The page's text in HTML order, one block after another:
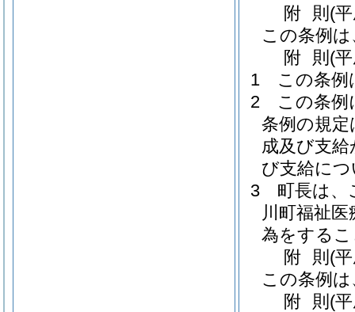
附 則 (
この条例
附 則 (
1
この条例
2
この条例
条例の規定
成及び支
び支給に
3
町長は、
川町福祉
為をする
附 則 (
この条例
附 則 (